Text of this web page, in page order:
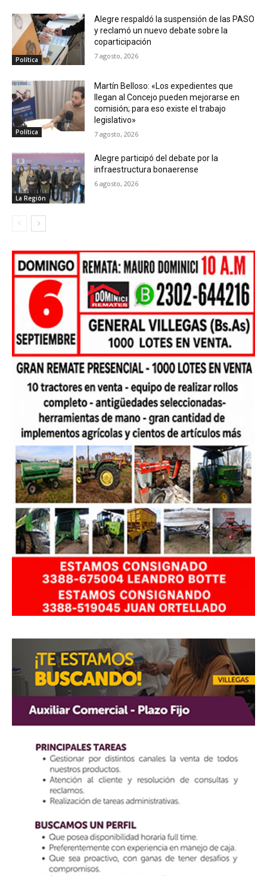
Política
Alegre respaldó la suspensión de las PASO
y reclamó un nuevo debate sobre la
coparticipación
7 agosto, 2026
Política
Martín Belloso: «Los expedientes que
llegan al Concejo pueden mejorarse en
comisión; para eso existe el trabajo
legislativo»
7 agosto, 2026
La Región
Alegre participó del debate por la
infraestructura bonaerense
6 agosto, 2026